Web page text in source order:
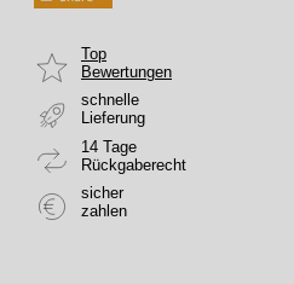
Top
Bewertungen
schnelle
Lieferung
14 Tage
Rückgaberecht
sicher
zahlen